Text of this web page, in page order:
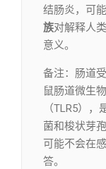
结肠炎，可
族对解释人
意义。
备注：肠道
鼠肠道微生
（TLR5）
菌和梭状芽
可能不会在
答。